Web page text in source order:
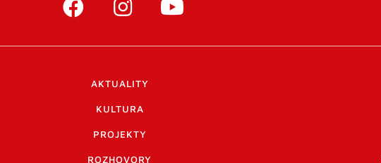
AKTUALITY
KULTURA
PROJEKTY
ROZHOVORY